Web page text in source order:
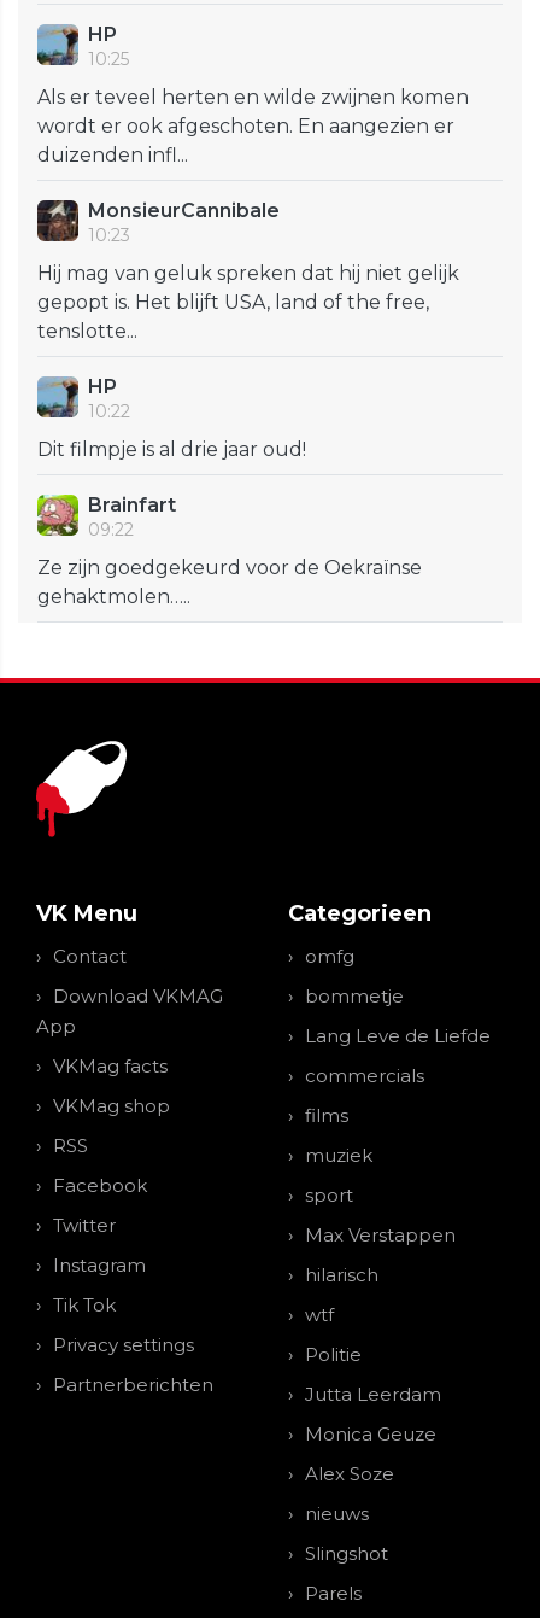
HP
10:25
Als er teveel herten en wilde zwijnen komen
wordt er ook afgeschoten. En aangezien er
duizenden infl...
MonsieurCannibale
10:23
Hij mag van geluk spreken dat hij niet gelijk
gepopt is. Het blijft USA, land of the free,
tenslotte...
HP
10:22
Dit filmpje is al drie jaar oud!
Brainfart
09:22
Ze zijn goedgekeurd voor de Oekraïnse
gehaktmolen…..
VK Menu
Contact
Download VKMAG
App
VKMag facts
VKMag shop
RSS
Facebook
Twitter
Instagram
Tik Tok
Privacy settings
Partnerberichten
Categorieen
omfg
bommetje
Lang Leve de Liefde
commercials
films
muziek
sport
Max Verstappen
hilarisch
wtf
Politie
Jutta Leerdam
Monica Geuze
Alex Soze
nieuws
Slingshot
Parels